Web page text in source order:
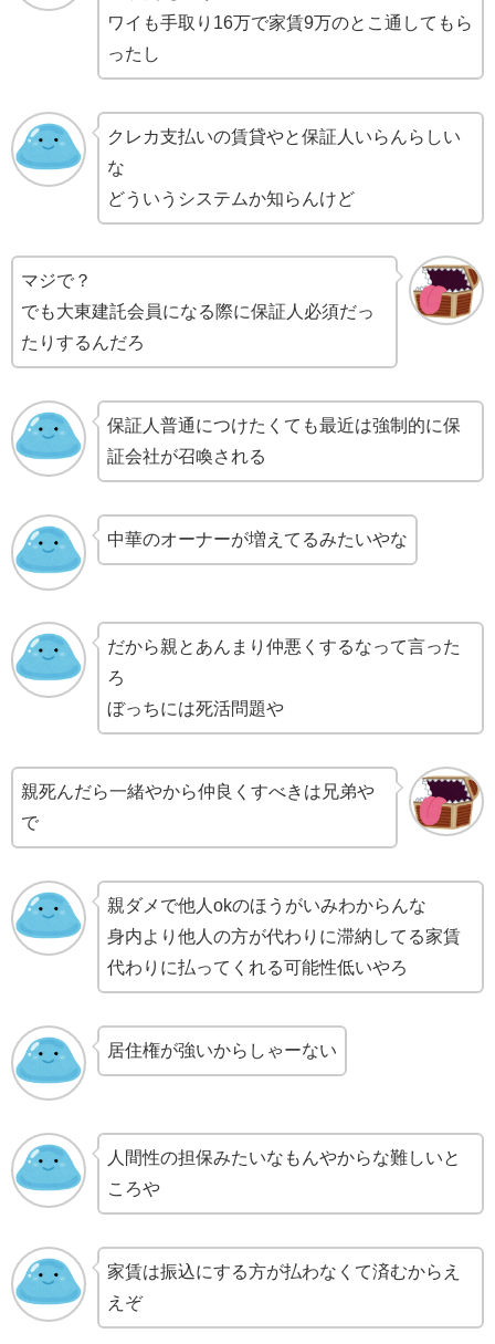
ワイも手取り16万で家賃9万のとこ通してもら
ったし
クレカ支払いの賃貸やと保証人いらんらしい
な
どういうシステムか知らんけど
マジで？
でも大東建託会員になる際に保証人必須だっ
たりするんだろ
保証人普通につけたくても最近は強制的に保
証会社が召喚される
中華のオーナーが増えてるみたいやな
だから親とあんまり仲悪くするなって言った
ろ
ぼっちには死活問題や
親死んだら一緒やから仲良くすべきは兄弟や
で
親ダメで他人okのほうがいみわからんな
身内より他人の方が代わりに滞納してる家賃
代わりに払ってくれる可能性低いやろ
居住権が強いからしゃーない
人間性の担保みたいなもんやからな難しいと
ころや
家賃は振込にする方が払わなくて済むからえ
えぞ